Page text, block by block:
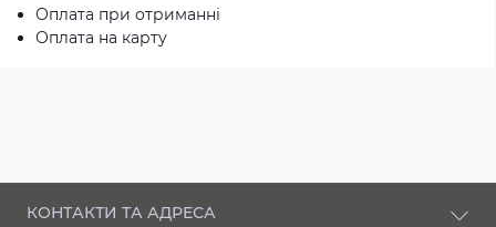
Оплата при отриманні
Оплата на карту
КОНТАКТИ ТА АДРЕСА